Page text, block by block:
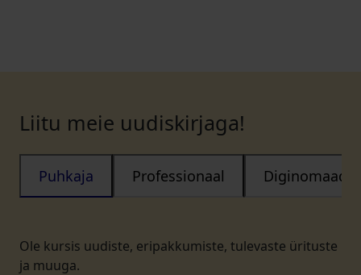
Liitu meie uudiskirjaga!
Ole kursis uudiste, eripakkumiste, tulevaste ürituste
ja muuga.
Puhkaja Professionaal Diginomaad